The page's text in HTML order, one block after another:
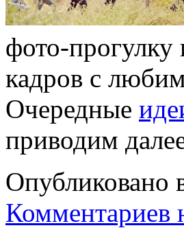
фото-
кадров с
Очередные
приводим
Опубликовано
Комментариев